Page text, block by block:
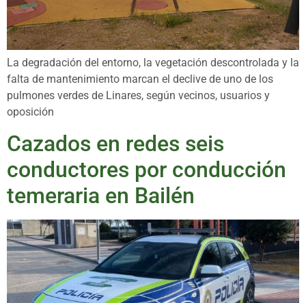
La degradación del entorno, la vegetación descontrolada y la
falta de mantenimiento marcan el declive de uno de los
pulmones verdes de Linares, según vecinos, usuarios y
oposición
Cazados en redes seis
conductores por conducción
temeraria en Bailén